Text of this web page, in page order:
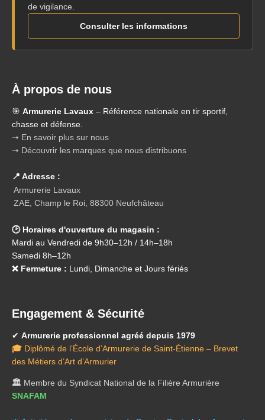
de vigilance.
Consulter les informations
À propos de nous
🎯 Armurerie Lavaux – Référence nationale en tir sportif,
chasse et défense.
➝ En savoir plus sur nous
➝ Découvrir les marques que nous distribuons
📍 Adresse :
Armurerie Lavaux
ZAE, Champ le Roi, 88300 Neufchâteau
🕑 Horaires d'ouverture du magasin :
Mardi au Vendredi de 9h30–12h / 14h–18h
Samedi 8h–12h
❌ Fermeture : Lundi, Dimanche et Jours fériés
Engagement & Sécurité
✔ Armurerie professionnel agréé depuis 1979
🎓 Diplômé de l’École d’Armurerie de Saint-Étienne – Brevet
des Métiers d’Art d’Armurier
🏛️ Membre du Syndicat National de la Filière Armurière
SNAFAM